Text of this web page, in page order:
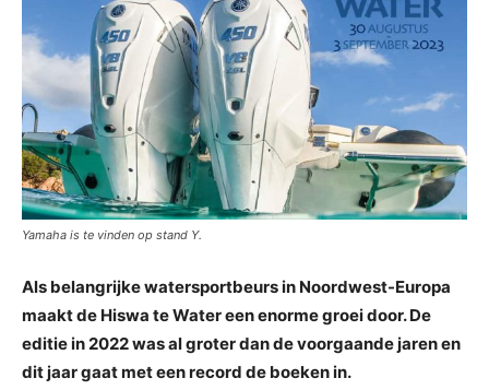
Yamaha is te vinden op stand Y.
Als belangrijke watersportbeurs in Noordwest-Europa
maakt de Hiswa te Water een enorme groei door. De
editie in 2022 was al groter dan de voorgaande jaren en
dit jaar gaat met een record de boeken in.